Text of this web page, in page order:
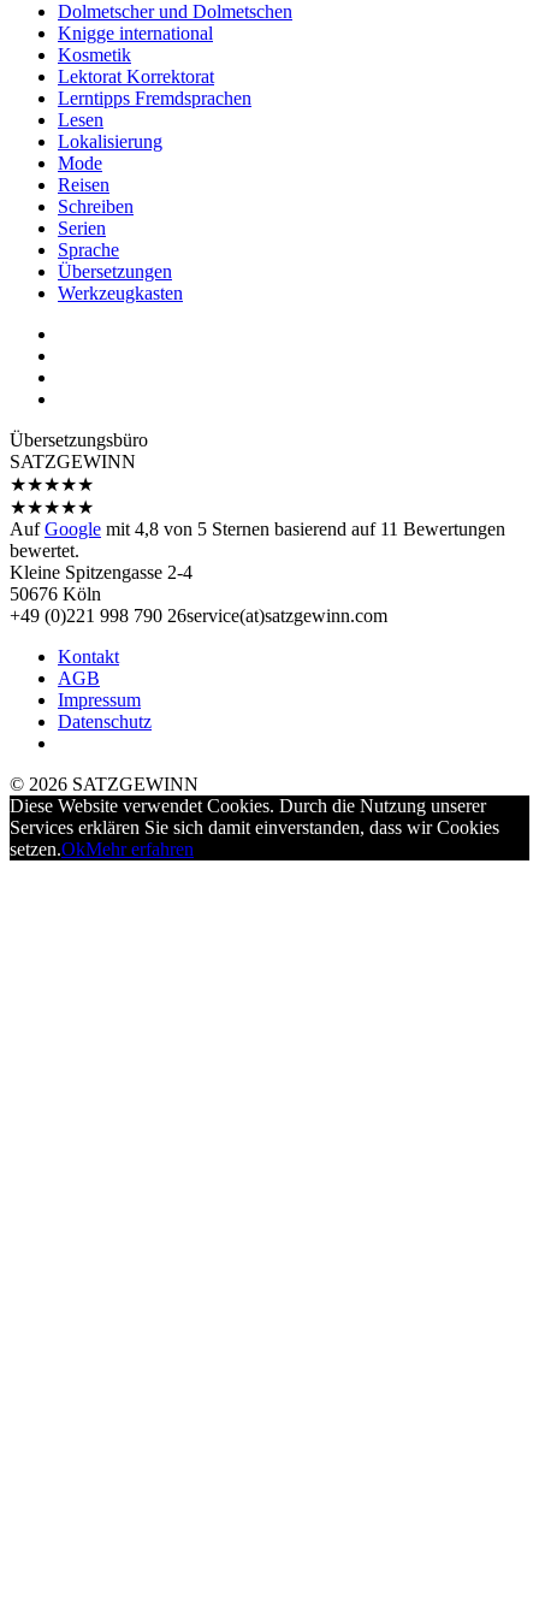
Dolmetscher und Dolmetschen
Knigge international
Kosmetik
Lektorat Korrektorat
Lerntipps Fremdsprachen
Lesen
Lokalisierung
Mode
Reisen
Schreiben
Serien
Sprache
Übersetzungen
Werkzeugkasten
Übersetzungs­büro
SATZGEWINN
★★★★★
★★★★★
AufGoogle mit 4,8 von 5 Sternen basierend auf 11 Bewertungen
bewertet.
Kleine Spitzengasse 2-4
50676 Köln
+49 (0)221 998 790 26service(at)satz­gewinn.com
Kontakt
AGB
Impressum
Datenschutz
© 2026 SATZGEWINN
Diese Website verwendet Cookies. Durch die Nutzung unserer
Services erklären Sie sich damit einverstanden, dass wir Cookies
setzen.OkMehr erfahren